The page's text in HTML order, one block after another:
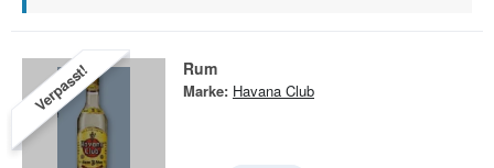
Verpasst! Rum
Marke: Havana Club